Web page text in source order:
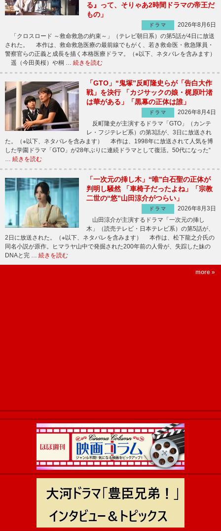
る』って、そりゃあ2時間ドラマの帝王だ
もの」
ドラマ
2026年8月6日
「クロスロード ～救命救急の約束～」（テレビ朝日系）の第5話が4日に放送
された。 本作は、救命救急医療の最前線でもがく、若き救命医・救急隊員・
警察官らの正義と成長を描く本格医療ドラマ。（※以下、ネタバレを含みます）
遥（今田美桜）や桐 … 続きを読む
「GTO」“鬼塚”反町隆史らが「告白大作
戦」を決行 「カジサックの娘・梶原叶渚
は華がある」「黒幕の正体は誰」
ドラマ
2026年8月4日
反町隆史が主演するドラマ「GTO」（カンテ
レ・フジテレビ系）の第3話が、3日に放送され
た。（※以下、ネタバレを含みます） 本作は、1998年に放送されて人気を博
した学園ドラマ「GTO」が28年ぶりに連続ドラマとして復活。50代になった“
続きを読む
「一次元の挿し木」“唯”白石聖の正体が
判明し騒然 「車椅子だったよね」「宗教
二世の“悠”山田涼介がつらい」
ドラマ
2026年8月3日
山田涼介が主演するドラマ「一次元の挿し
木」（読売テレビ・日本テレビ系）の第5話が、
2日に放送された。（※以下、ネタバレを含みます） 本作は、松下龍之介氏の
同名小説が原作。ヒマラヤ山中で発掘された200年前の人骨が、失踪した妹の
DNAと完 … 続きを読む
more »